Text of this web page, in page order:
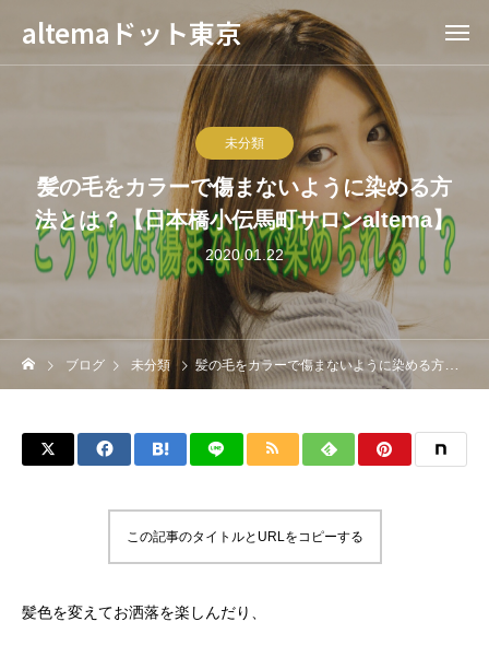
altemaドット東京
未分類
髪の毛をカラーで傷まないように染める方
法とは？【日本橋小伝馬町サロンaltema】
2020.01.22
ブログ 未分類 髪の毛をカラーで傷まないように染める方法とは？【日本橋小伝馬町サロンaltema】
この記事のタイトルとURLをコピーする
髪色を変えてお洒落を楽しんだり、